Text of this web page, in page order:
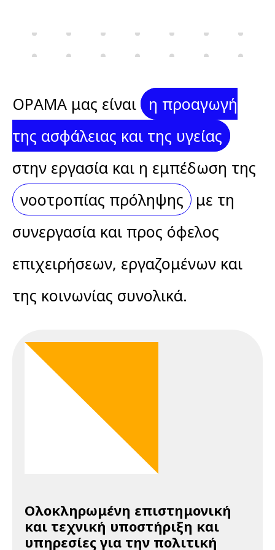
ΟΡΑΜΑ μας είναι
η προαγωγή
της ασφάλειας και της υγείας
στην εργασία και η εμπέδωση της
νοοτροπίας πρόληψης
με τη
συνεργασία και προς όφελος
επιχειρήσεων, εργαζομένων και
της κοινωνίας συνολικά.
Ολοκληρωμένη επιστημονική
και τεχνική υποστήριξη και
υπηρεσίες για την πολιτική